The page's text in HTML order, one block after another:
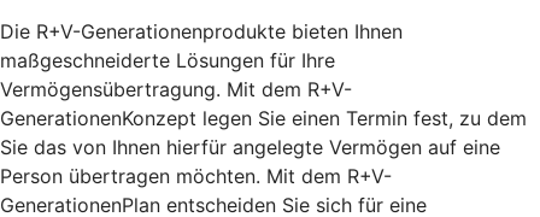
Die R+V-Generationenprodukte bieten Ihnen
maßgeschneiderte Lösungen für Ihre
Vermögensübertragung. Mit dem R+V-
GenerationenKonzept legen Sie einen Termin fest, zu dem
Sie das von Ihnen hierfür angelegte Vermögen auf eine
Person übertragen möchten. Mit dem R+V-
GenerationenPlan entscheiden Sie sich für eine